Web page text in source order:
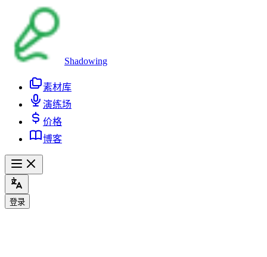
Shadowing
素材库
演练场
价格
博客
登录